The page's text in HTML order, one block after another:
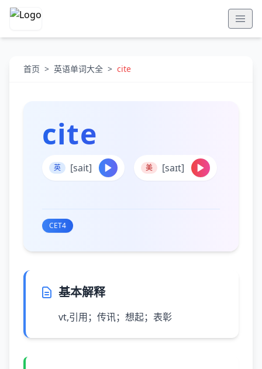
首页 > 英语单词大全 > cite
cite
英 [sait] 美 [saɪt]
CET4
基本解释
vt,引用；传讯；想起；表彰